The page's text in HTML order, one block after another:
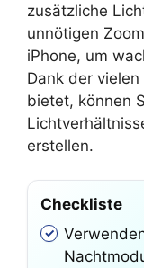
zusätzliche
unnötigen
iPhone, um
Dank der
bietet, können
erstellen.
Checkliste